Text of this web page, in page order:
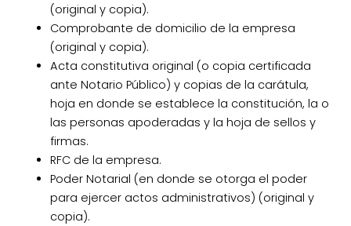
(original y copia).
Comprobante de domicilio de la empresa
(original y copia).
Acta constitutiva original (o copia certificada
ante Notario Público) y copias de la carátula,
hoja en donde se establece la constitución, la o
las personas apoderadas y la hoja de sellos y
firmas.
RFC de la empresa.
Poder Notarial (en donde se otorga el poder
para ejercer actos administrativos) (original y
copia).